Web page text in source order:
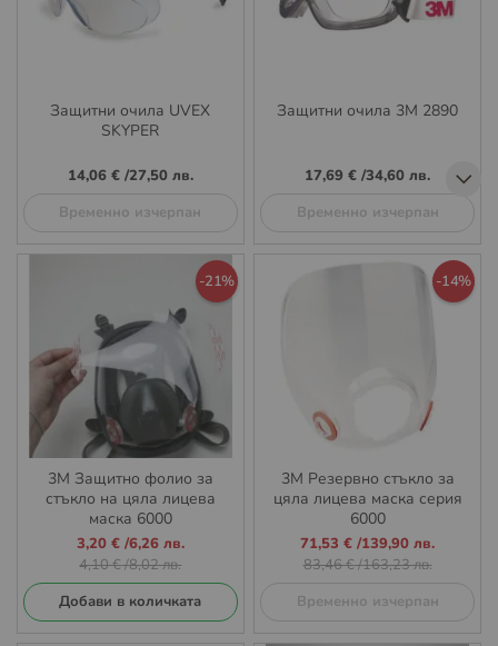
Защитни очила UVEX
SKYPER
14,06 €/27,50 лв.
Временно изчерпан
Защитни очила 3М 2890
17,69 € /34,60 лв.
Временно изчерпан
-21%
3М Защитно фолио за
стъкло на цяла лицева
маска 6000
Промо
цена
3,20 €/6,26 лв.
4,10 €/8,02 лв.
Добави в количката
-14%
3M Резервно стъкло за
цяла лицева маска серия
6000
Промо
цена
71,53 € /139,90 лв.
83,46 €/163,23 лв.
Временно изчерпан